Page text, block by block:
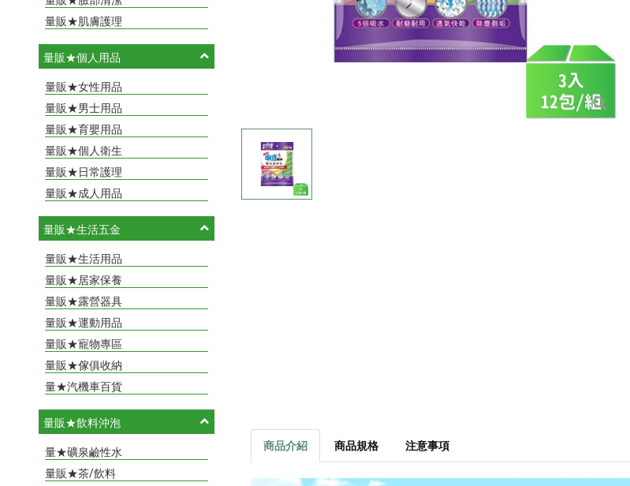
商品介紹 商品規格 注意事項
量販★肌膚護理
量販★個人用品
量販★女性用品
量販★男士用品
量販★育嬰用品
量販★個人衛生
量販★日常護理
量販★成人用品
量販★生活五金
量販★生活用品
量販★居家保養
量販★露營器具
量販★運動用品
量販★寵物專區
量販★傢俱收納
量★汽機車百貨
量販★飲料沖泡
量★礦泉鹼性水
量販★茶/飲料